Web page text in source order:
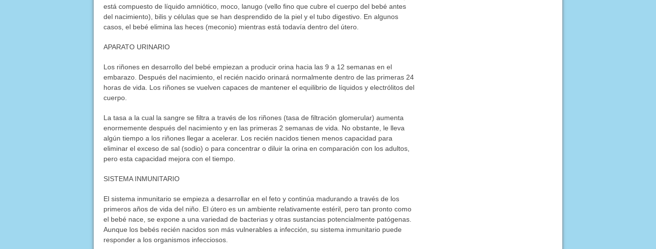
está compuesto de líquido amniótico, moco, lanugo (vello fino que cubre el cuerpo del bebé antes
del nacimiento), bilis y células que se han desprendido de la piel y el tubo digestivo. En algunos
casos, el bebé elimina las heces (meconio) mientras está todavía dentro del útero.
APARATO URINARIO
Los riñones en desarrollo del bebé empiezan a producir orina hacia las 9 a 12 semanas en el
embarazo. Después del nacimiento, el recién nacido orinará normalmente dentro de las primeras 24
horas de vida. Los riñones se vuelven capaces de mantener el equilibrio de líquidos y electrólitos del
cuerpo.
La tasa a la cual la sangre se filtra a través de los riñones (tasa de filtración glomerular) aumenta
enormemente después del nacimiento y en las primeras 2 semanas de vida. No obstante, le lleva
algún tiempo a los riñones llegar a acelerar. Los recién nacidos tienen menos capacidad para
eliminar el exceso de sal (sodio) o para concentrar o diluir la orina en comparación con los adultos,
pero esta capacidad mejora con el tiempo.
SISTEMA INMUNITARIO
El sistema inmunitario se empieza a desarrollar en el feto y continúa madurando a través de los
primeros años de vida del niño. El útero es un ambiente relativamente estéril, pero tan pronto como
el bebé nace, se expone a una variedad de bacterias y otras sustancias potencialmente patógenas.
Aunque los bebés recién nacidos son más vulnerables a infección, su sistema inmunitario puede
responder a los organismos infecciosos.